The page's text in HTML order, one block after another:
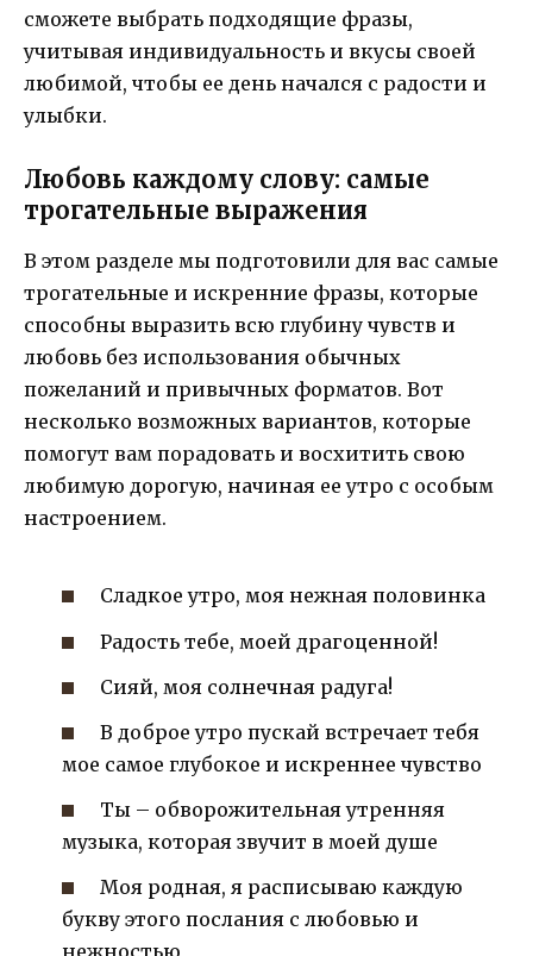
сможете выбрать подходящие фразы,
учитывая индивидуальность и вкусы своей
любимой, чтобы ее день начался с радости и
улыбки.
Любовь каждому слову: самые
трогательные выражения
В этом разделе мы подготовили для вас самые
трогательные и искренние фразы, которые
способны выразить всю глубину чувств и
любовь без использования обычных
пожеланий и привычных форматов. Вот
несколько возможных вариантов, которые
помогут вам порадовать и восхитить свою
любимую дорогую, начиная ее утро с особым
настроением.
Сладкое утро, моя нежная половинка
Радость тебе, моей драгоценной!
Сияй, моя солнечная радуга!
В доброе утро пускай встречает тебя
мое самое глубокое и искреннее чувство
Ты – обворожительная утренняя
музыка, которая звучит в моей душе
Моя родная, я расписываю каждую
букву этого послания с любовью и